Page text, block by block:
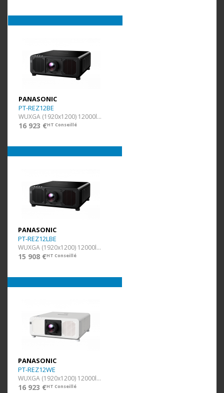
PANASONIC
PT-REZ12BE
WUXGA (1920x1200) 12000lm Noir
16 923 €HT Conseillé
PANASONIC
PT-REZ12LBE
WUXGA (1920x1200) 12000lm Noir
15 908 €HT Conseillé
PANASONIC
PT-REZ12WE
WUXGA (1920x1200) 12000lm Blanc
16 923 €HT Conseillé